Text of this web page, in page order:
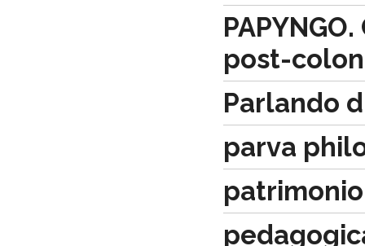
post-
Parlando
parva